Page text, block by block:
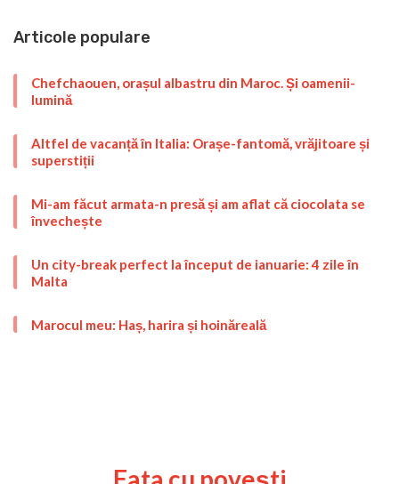
Articole populare
Chefchaouen, orașul albastru din Maroc. Și oamenii-
lumină
Altfel de vacanță în Italia: Orașe-fantomă, vrăjitoare și
superstiții
Mi-am făcut armata-n presă și am aflat că ciocolata se
învechește
Un city-break perfect la început de ianuarie: 4 zile în
Malta
Marocul meu: Haș, harira și hoinăreală